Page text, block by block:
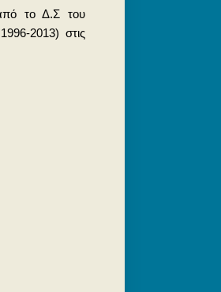
το Δ.Σ του
2013) στις